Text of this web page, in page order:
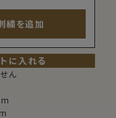
繍を追加
に入れる
ん